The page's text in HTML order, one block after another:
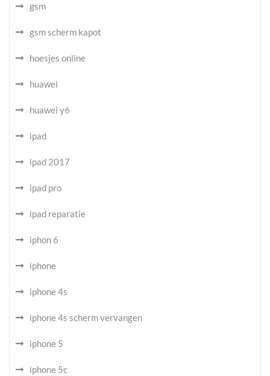
gsm
gsm scherm kapot
hoesjes online
huawei
huawei y6
ipad
ipad 2017
ipad pro
ipad reparatie
iphon 6
iphone
iphone 4s
iphone 4s scherm vervangen
iphone 5
iphone 5c